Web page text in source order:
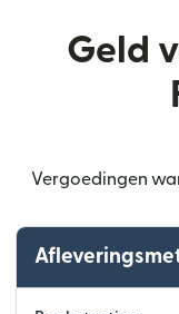
Geld
Vergoedingen